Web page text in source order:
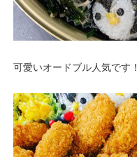
可愛いオードブル人気です！